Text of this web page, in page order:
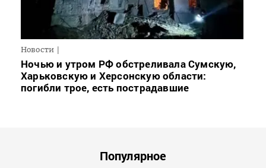
Новости
Ночью и утром РФ обстреливала Сумскую,
Харьковскую и Херсонскую области:
погибли трое, есть пострадавшие
Популярное